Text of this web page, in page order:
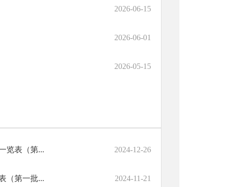
2026-06-15
2026-06-01
2026-05-15
览表（第... 2024-12-26
（第一批... 2024-11-21